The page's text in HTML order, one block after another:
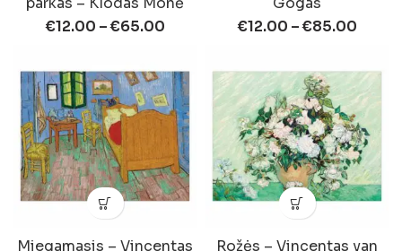
€12.00 –€65.00
€12.00 –€85.00
Miegamasis – Vincentas
Rožės – Vincentas van